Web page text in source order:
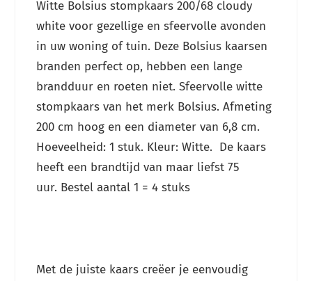
Witte Bolsius stompkaars 200/68 cloudy
white voor gezellige en sfeervolle avonden
in uw woning of tuin. Deze Bolsius kaarsen
branden perfect op, hebben een lange
brandduur en roeten niet. Sfeervolle witte
stompkaars van het merk Bolsius. Afmeting
200 cm hoog en een diameter van 6,8 cm.
Hoeveelheid: 1 stuk. Kleur: Witte. De kaars
heeft een brandtijd van maar liefst 75
uur. Bestel aantal 1 = 4 stuks
Met de juiste kaars creëer je eenvoudig